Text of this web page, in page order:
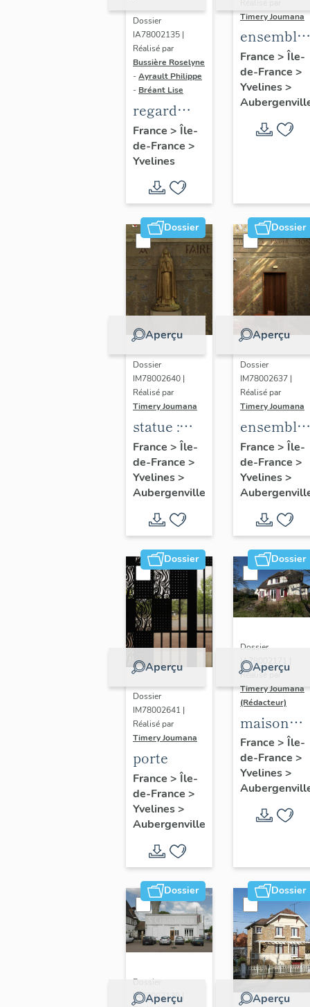
Dossier
IA78002135 |
Réalisé par
Bussière Roselyne
-Ayrault Philippe
- Bréant Lise
regard
photographique
sur le
territoire
de Seine-
Aval
France > Île-
de-France >
Yvelines
Timery Joumana
ensemble
de cinq
peintures
France > Île-
de-France >
Yvelines>
Dossier
Aperçu
Dossier
IM78002640 |
Réalisé par
Timery Joumana
statue :
Sainte-
Thérèse
de l'Enfant
Jésus
France > Île-
de-France >
Yvelines>
Aubergenville
Dossier
Aperçu
Dossier
IM78002637 |
Réalisé par
Timery Joumana
ensemble
de
peintures
France > Île-
de-France >
Yvelines>
Dossier
Aperçu
Dossier
IM78002641 |
Réalisé par
Timery Joumana
porte
France > Île-
de-France >
Yvelines>
Aubergenville
Dossier
Aperçu
Dossier
IA78002171 |
Réalisé par
Timery Joumana
(Rédacteur)
maison
dite "villa
le Bois
fleuri", 27
avenue
d'Ypres
France > Île-
de-France >
Yvelines>
Dossier
Aperçu
Dossier
IA78002139 |
Dossier
Aperçu